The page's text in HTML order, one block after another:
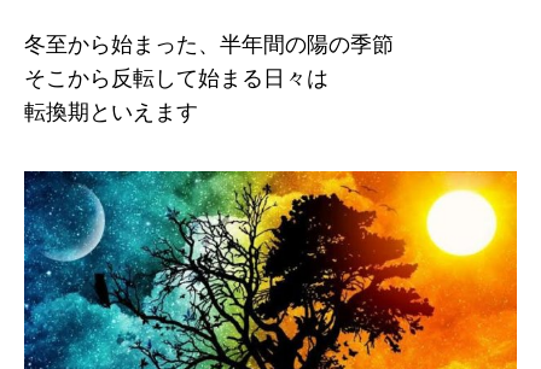
冬至から始まった、半年間の陽の季節
そこから反転して始まる日々は
転換期といえます